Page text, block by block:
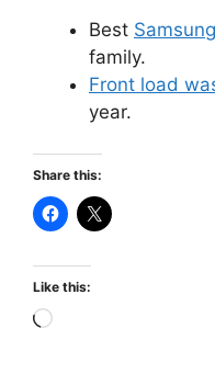
Best
family.
Front load
year.
Share this:
Like this:
Loading…